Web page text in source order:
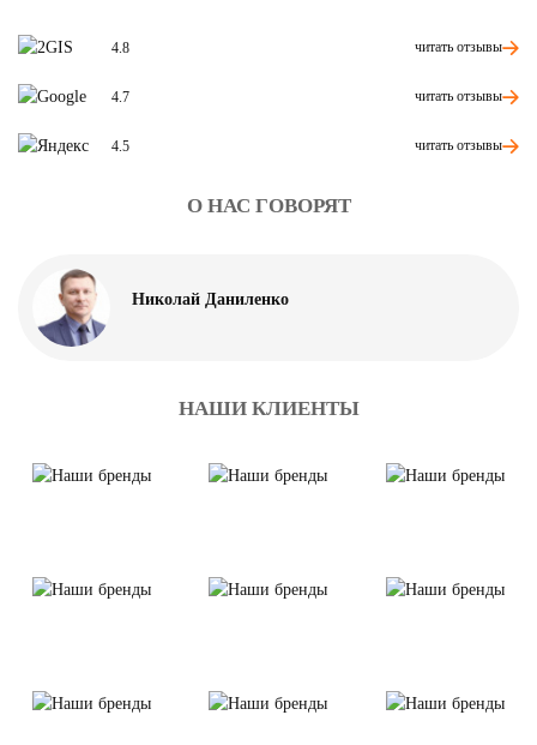
4.8 читать отзывы
4.7 читать отзывы
4.5 читать отзывы
О НАС ГОВОРЯТ
Николай Даниленко
НАШИ КЛИЕНТЫ